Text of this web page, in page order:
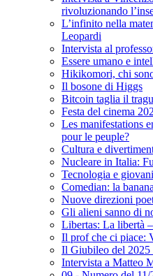
rivoluzionando
L’infinito nella
Leopardi
Intervista al
Essere umano e
Hikikomori, chi
Il bosone di Higgs
Bitcoin taglia il
Festa del cinema
Les manifestations
pour le peuple?
Cultura e
Nucleare in Italia:
Tecnologia e
Comedian: la
Nuove direzioni
Gli alieni sanno di
Libertas: La libertà
Il prof che ci piace:
Il Giubileo del 2025
Intervista a Matteo